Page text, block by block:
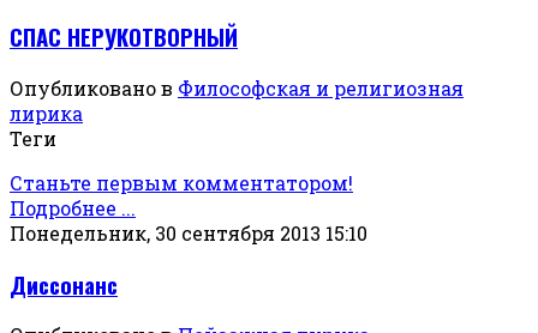
СПАС НЕРУКОТВОРНЫЙ
Опубликовано в Философская и религиозная
лирика
Теги
Станьте первым комментатором!
Подробнее ...
Понедельник, 30 сентября 2013 15:10
Диссонанс